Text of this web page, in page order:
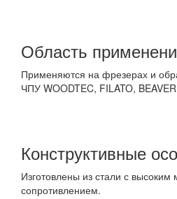
Область
Применяются на фрезерах и
ЧПУ WOODTEC, FILATO,
Конструктивные
Изготовлены из стали с высоким
сопротивлением.